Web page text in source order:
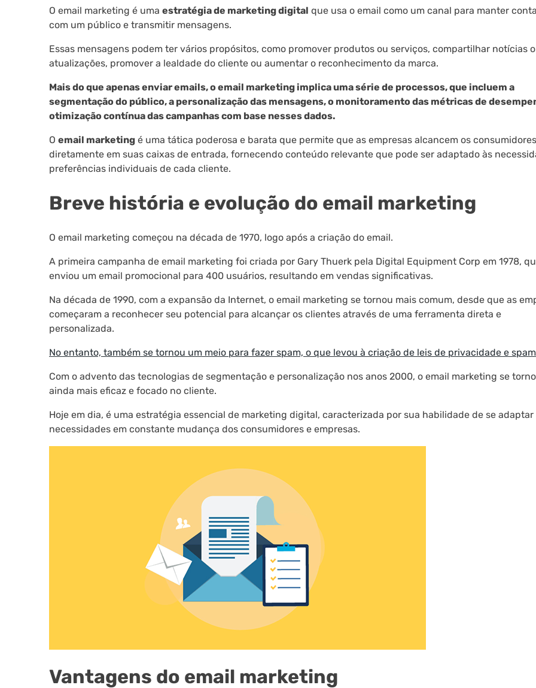
O email marketing é uma estratégia de marketing digital que usa o email como um canal para manter
com um público e transmitir mensagens.
Essas mensagens podem ter vários propósitos, como promover produtos ou serviços, compartilhar notícias
atualizações, promover a lealdade do cliente ou aumentar o reconhecimento da marca.
Mais do que apenas enviar emails, o email marketing implica uma série de processos, que incluem a
segmentação do público, a personalização das mensagens, o monitoramento das métricas de
otimização contínua das campanhas com base nesses dados.
O email marketing é uma tática poderosa e barata que permite que as empresas alcancem os consumidores
diretamente em suas caixas de entrada, fornecendo conteúdo relevante que pode ser adaptado às
preferências individuais de cada cliente.
Breve história e evolução do email marketing
O email marketing começou na década de 1970, logo após a criação do email.
A primeira campanha de email marketing foi criada por Gary Thuerk pela Digital Equipment Corp em 1978,
enviou um email promocional para 400 usuários, resultando em vendas significativas.
Na década de 1990, com a expansão da Internet, o email marketing se tornou mais comum, desde que as
começaram a reconhecer seu potencial para alcançar os clientes através de uma ferramenta direta e
personalizada.
No entanto, também se tornou um meio para fazer spam, o que levou à criação de leis de privacidade e
Com o advento das tecnologias de segmentação e personalização nos anos 2000, o email marketing se
ainda mais eficaz e focado no cliente.
Hoje em dia, é uma estratégia essencial de marketing digital, caracterizada por sua habilidade de se adaptar
necessidades em constante mudança dos consumidores e empresas.
Vantagens do email marketing